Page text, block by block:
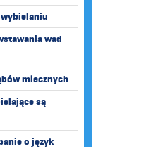
wybielaniu
wad
mlecznych
są
o język